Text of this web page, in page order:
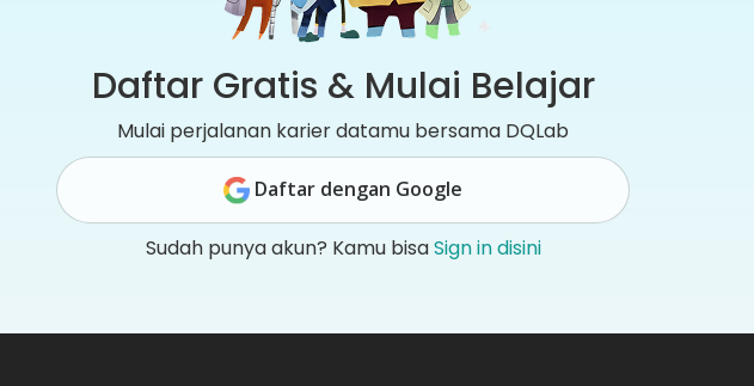
Daftar Gratis & Mulai Belajar
Mulai perjalanan karier datamu bersama DQLab
Daftar dengan Google
Sudah punya akun? Kamu bisaSign in disini